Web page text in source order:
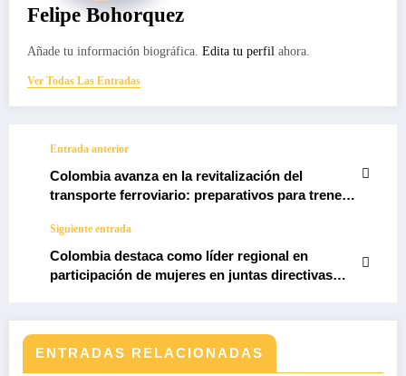
Felipe Bohorquez
Añade tu información biográfica. Edita tu perfil ahora.
Ver Todas Las Entradas
Entrada anterior
Colombia avanza en la revitalización del
transporte ferroviario: preparativos para trenes
Siguiente entrada
Colombia destaca como líder regional en
participación de mujeres en juntas directivas
ENTRADAS RELACIONADAS